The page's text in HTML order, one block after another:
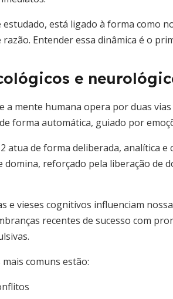
estudado, está ligado à forma como
Entender essa dinâmica é o
e
a mente humana opera por duas
forma automática, guiado por
atua de forma deliberada, analítica
domina, reforçado pela liberação de
e vieses cognitivos influenciam
recentes de sucesso com
comuns estão: